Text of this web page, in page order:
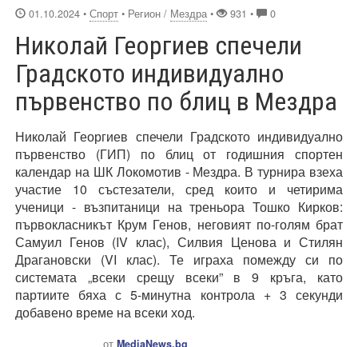
01.10.2024 • Спорт • Регион / Мездра • 931 • 0
Николай Георгиев спечели
Градското индивидуално
първенство по блиц в Мездра
Николай Георгиев спечели Градското индивидуално
първенство (ГИП) по блиц от годишния спортен
календар на ШК Локомотив - Мездра. В турнира взеха
участие 10 състезатели, сред които и четирима
ученици - възпитаници на треньора Тошко Кирков:
първокласникът Крум Генов, неговият по-голям брат
Самуил Генов (IV клас), Силвия Ценова и Стилян
Драгановски (VI клас). Те играха помежду си по
системата „всеки срещу всеки” в 9 кръга, като
партиите бяха с 5-минутна контрола + 3 секунди
добавено време на всеки ход.
от MediaNews.bg